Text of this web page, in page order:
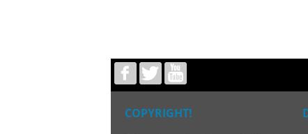
COPYRIGHT!